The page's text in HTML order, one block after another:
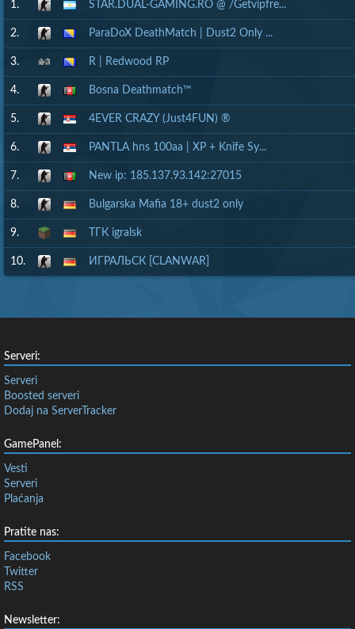
1. STAR.DUAL-GAMING.RO @ /Getvipfre...
2. ParaDoX DeathMatch | Dust2 Only ...
3. R | Redwood RP
4. Bosna Deathmatch™
5. 4EVER CRAZY (Just4FUN) ®
6. PANTLA hns 100aa | XP + Knife Sy...
7. New ip: 185.137.93.142:27015
8. Bulgarska Mafia 18+ dust2 only
9. ТГК igralsk
10. ИГРАЛЬСК [CLANWAR]
Serveri:
Serveri
Boosted serveri
Dodaj na ServerTracker
GamePanel:
Vesti
Serveri
Plaćanja
Pratite nas:
Facebook
Twitter
RSS
Newsletter: